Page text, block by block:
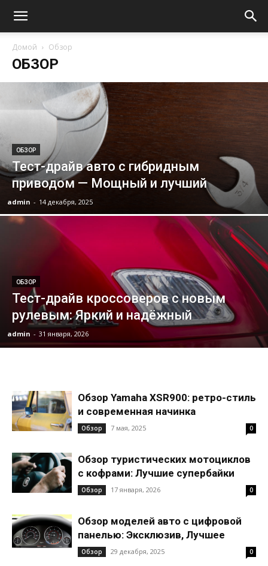
Домой Обзор
ОБЗОР
ОБЗОР
Тест-драйв авто с гибридным
приводом — Мощный и лучший
admin - 14 декабря, 2025
ОБЗОР
Тест-драйв кроссоверов с новым
рулевым: Яркий и надёжный
admin - 31 января, 2026
Обзор Yamaha XSR900: ретро-стиль
и современная начинка
Обзор 7 мая, 2025 0
Обзор туристических мотоциклов
с кофрами: Лучшие супербайки
Обзор 17 января, 2026 0
Обзор моделей авто с цифровой
панелью: Эксклюзив, Лучшее
Обзор 29 декабря, 2025 0